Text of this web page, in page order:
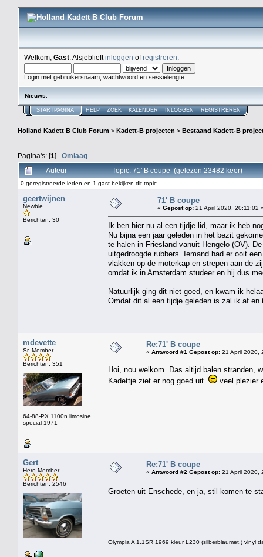
Welkom, Gast . Alsjeblieftinloggen ofregistreren
Login met gebruikersnaam, wachtwoord en sessielengte
Nieuws:
STARTPAGINA HELP ZOEK KALENDER INLOGGEN REGISTREREN
Holland Kadett B Club Forum > Kadett-B projecten > Bestaand Kadett-B
Pagina's: [1] Omlaag
Auteur
Topic: 71' B coupe (gelezen 23482 keer)
0 geregistreerde leden en 1 gast bekijken dit topic.
geertwijnen
Newbie
Berichten: 30
71' B coupe
« Gepost op: 21 April 2020, 20:11:02
Ik ben hier nu al een tijdje lid, maar ik heb
Nu bijna een jaar geleden in het bezit
te halen in Friesland vanuit Hengelo (OV).
uitgedroogde rubbers. Iemand had er ooit
vlakken op de moterkap en strepen aan de
omdat ik in Amsterdam studeer en hij dus
Natuurlijk ging dit niet goed, en kwam ik
Omdat dit al een tijdje geleden is zal ik af
mdevette
Sr. Member
Berichten: 351
64-88-PX 1100n limosine
special 1971
Re:71' B coupe
« Antwoord #1 Gepost op: 21 April 2020,
Hoi, nou welkom. Das altijd balen stranden,
Kadettje ziet er nog goed uit
veel plezier
Gert
Hero Member
Berichten: 2546
Re:71' B coupe
« Antwoord #2 Gepost op: 21 April 2020,
Groeten uit Enschede, en ja, stil komen te
Olympia A 1.1SR 1969 kleur L230 (silberblaumet.) vinyl